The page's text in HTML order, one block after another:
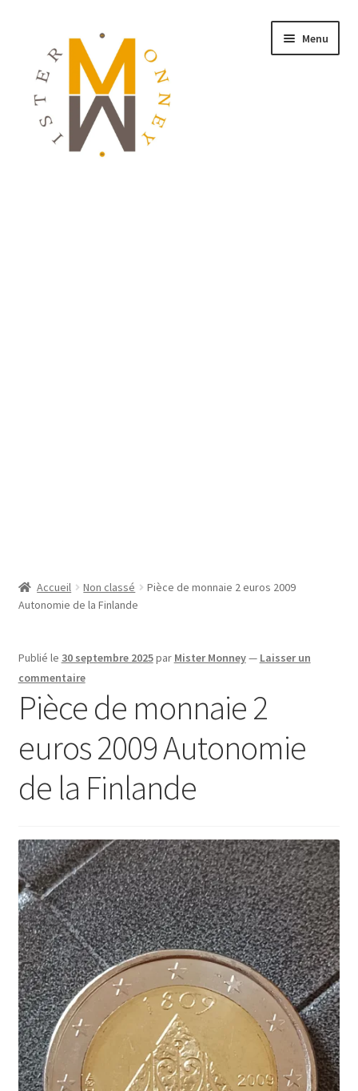
Menu
Accueil Non classé
Pièce de monnaie 2 euros 2009
Autonomie de la Finlande
Publié le 30 septembre 2025par Mister Monney— Laisser un
commentaire
Pièce de monnaie 2
euros 2009 Autonomie
de la Finlande